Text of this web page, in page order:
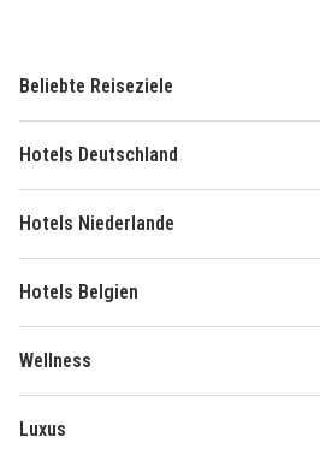
Beliebte Reiseziele
Hotels Deutschland
Hotels Niederlande
Hotels Belgien
Wellness
Luxus